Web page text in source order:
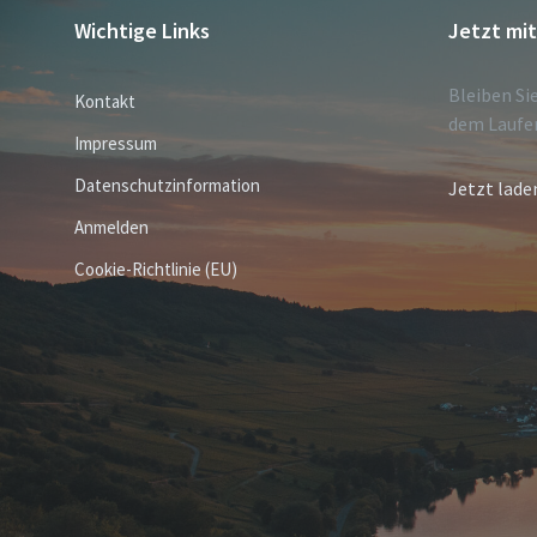
Wichtige Links
Kontakt
Impressum
Datenschutzinformation
Anmelden
Cookie-Richtlinie (EU)
Jetzt
Bleiben
dem
Jetzt